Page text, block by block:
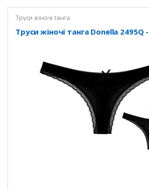
Труси жіночі танга
Труси жіночі танга Donella 2495Q